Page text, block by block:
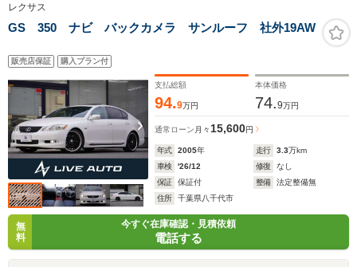
レクサス
GS 350 ナビ バックカメラ サンルーフ 社外19AW
販売店保証 購入プラン付
支払総額
94.9万円
本体価格
74.9万円
通常ローン 月々 15,600円
年式 2005年 走行 3.3万km
車検
'26/12 修復
なし
保証
保証付 整備
法定整備無
住所
千葉県八千代市
無
料
今すぐ在庫確認・見積依頼
電話する